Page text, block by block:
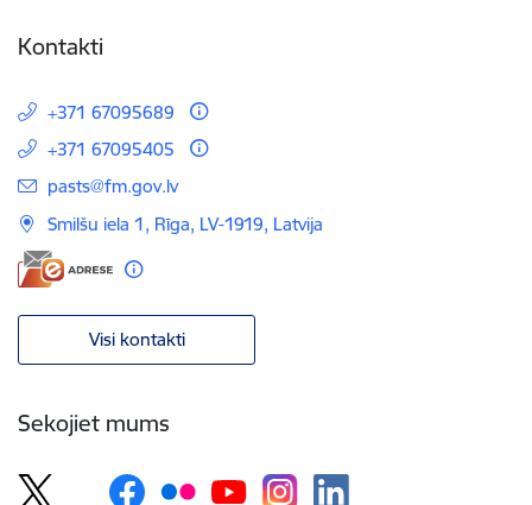
Kontakti
+371 67095689
+371 67095405
E-pasts:
pasts@fm.gov.lv
Smilšu iela 1, Rīga, LV-1919, Latvija
Visi kontakti
Sekojiet mums